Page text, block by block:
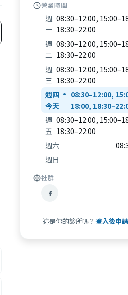
營業時間
週
一
08:30–12:00,
18:30–22:00
週
二
08:30–12:00,
18:30–22:00
週
三
08:30–12:00,
18:30–22:00
週四
08:30–12:00,
18:00,
週
五
08:30–12:00,
18:30–22:00
週六
週日
社群
這是你的診所嗎？ 登入後申